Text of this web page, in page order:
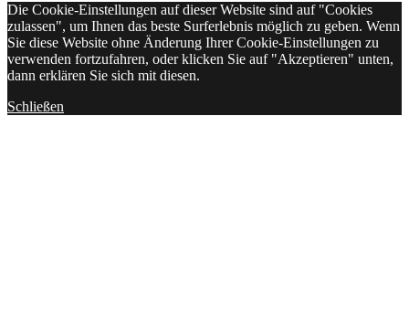
Die Cookie-Einstellungen auf dieser Website sind auf "Cookies
zulassen", um Ihnen das beste Surferlebnis möglich zu geben. Wenn
Sie diese Website ohne Änderung Ihrer Cookie-Einstellungen zu
verwenden fortzufahren, oder klicken Sie auf "Akzeptieren" unten,
dann erklären Sie sich mit diesen.
Schließen